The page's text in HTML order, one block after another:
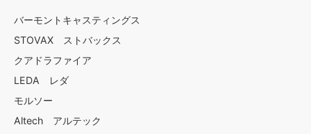
バーモントキャスティングス
STOVAX ストバックス
クアドラファイア
LEDA レダ
モルソー
Altech アルテック